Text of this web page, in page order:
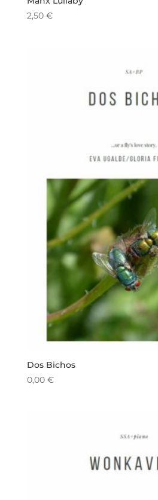
2,50 €
Dos Bichos
0,00 €